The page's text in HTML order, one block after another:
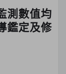
測數值均
鑑定及修